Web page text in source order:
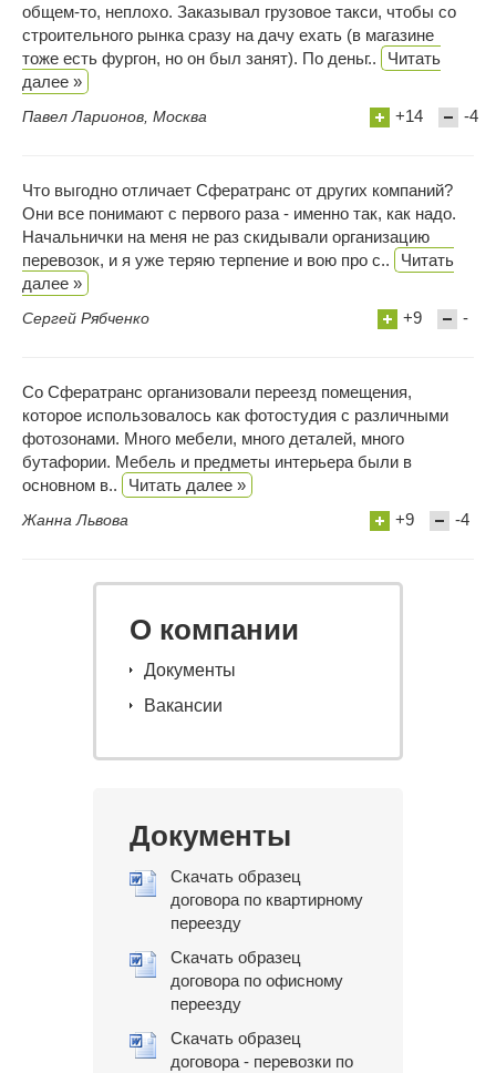
общем-то, неплохо. Заказывал грузовое такси, чтобы со
строительного рынка сразу на дачу ехать (в магазине
тоже есть фургон, но он был занят). По деньг..
Читать
далее »
Павел Ларионов, Москва +14 -4
Что выгодно отличает Сфератранс от других компаний?
Они все понимают с первого раза - именно так, как надо.
Начальнички на меня не раз скидывали организацию
перевозок, и я уже теряю терпение и вою про с..
Читать
далее »
Сергей Рябченко +9 -
Со Сфератранс организовали переезд помещения,
которое использовалось как фотостудия с различными
фотозонами. Много мебели, много деталей, много
бутафории. Мебель и предметы интерьера были в
основном в..
Читать далее »
Жанна Львова +9 -4
О компании
Документы
Вакансии
Документы
Скачать образец
договора по квартирному
переезду
Скачать образец
договора по офисному
переезду
Скачать образец
договора - перевозки по